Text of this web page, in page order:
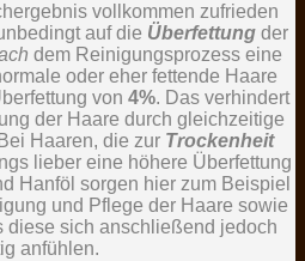
vollkommen zufrieden
auf die Überfettungder
dem Reinigungsprozess eine
oder eher fettende Haare
von 4%. Das verhindert
der Haare durch gleichzeitige
Haaren, die zur Trockenheit
lieber eine höhere Überfettung
Hanföl sorgen hier zum Beispiel
und Pflege der Haare sowie
diese sich anschließend jedoch
anfühlen.